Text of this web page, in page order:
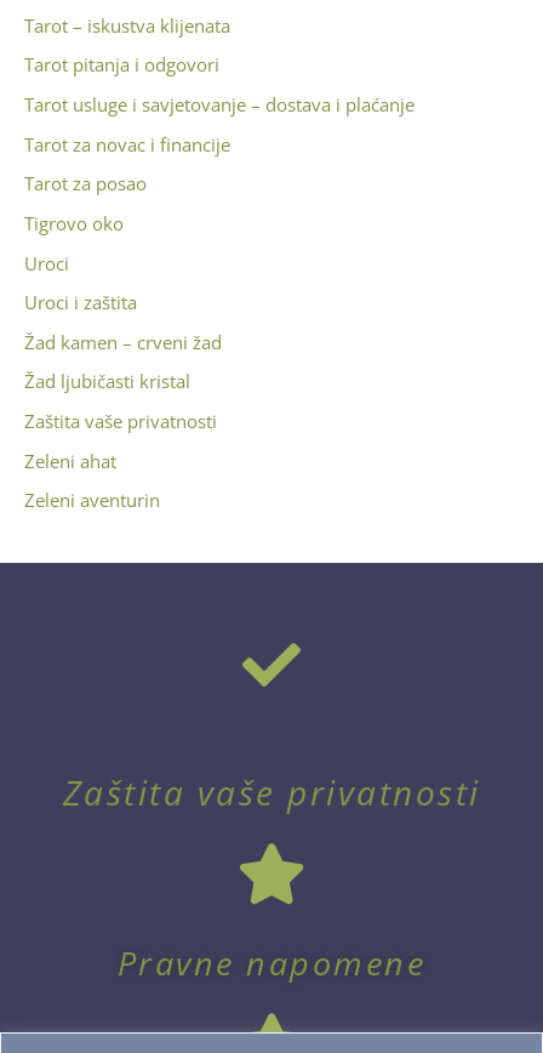
Tarot – iskustva klijenata
Tarot pitanja i odgovori
Tarot usluge i savjetovanje – dostava i plaćanje
Tarot za novac i financije
Tarot za posao
Tigrovo oko
Uroci
Uroci i zaštita
Žad kamen – crveni žad
Žad ljubičasti kristal
Zaštita vaše privatnosti
Zeleni ahat
Zeleni aventurin
Zaštita vaše privatnosti
Pravne napomene